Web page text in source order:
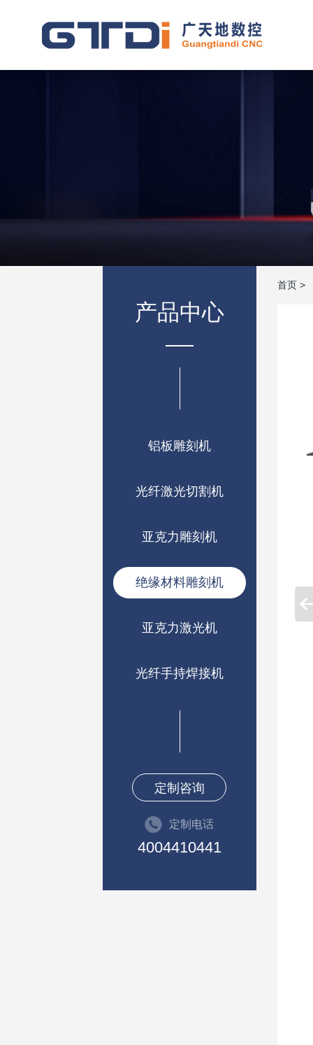
产品中心
铝板雕刻机
光纤激光切割机
亚克力雕刻机
绝缘材料雕刻机
亚克力激光机
光纤手持焊接机
定制咨询
定制电话
4004410441
首页>